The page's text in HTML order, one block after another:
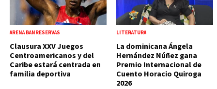
ARENA BANRESERVAS
Clausura XXV Juegos
Centroamericanos y del
Caribe estará centrada en
familia deportiva
LITERATURA
La dominicana Ángela
Hernández Núñez gana
Premio Internacional de
Cuento Horacio Quiroga
2026